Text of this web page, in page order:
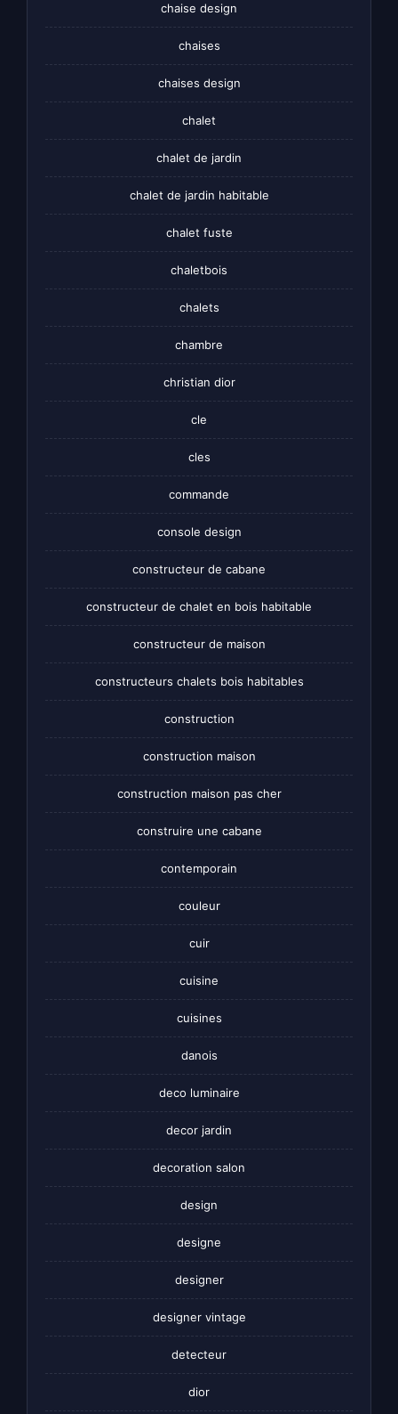
chaise design
chaises
chaises design
chalet
chalet de jardin
chalet de jardin habitable
chalet fuste
chaletbois
chalets
chambre
christian dior
cle
cles
commande
console design
constructeur de cabane
constructeur de chalet en bois habitable
constructeur de maison
constructeurs chalets bois habitables
construction
construction maison
construction maison pas cher
construire une cabane
contemporain
couleur
cuir
cuisine
cuisines
danois
deco luminaire
decor jardin
decoration salon
design
designe
designer
designer vintage
detecteur
dior